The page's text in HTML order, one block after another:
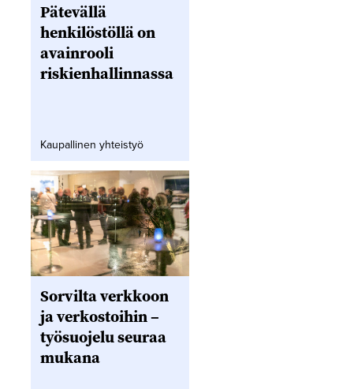
Pätevällä
henkilöstöllä on
avainrooli
riskienhallinnassa
Kaupallinen yhteistyö
Sorvilta verkkoon
ja verkostoihin –
työsuojelu seuraa
mukana